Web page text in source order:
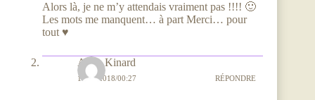
Alors là, je ne m’y attendais vraiment pas !!!! 🙂
Les mots me manquent… à part Merci… pour
tout ♥
Alain Kinard
16/05/2018/00:27 RÉPONDRE